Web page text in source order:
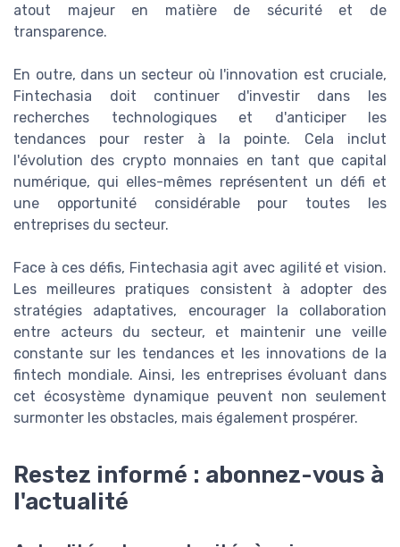
atout majeur en matière de sécurité et de
transparence.
En outre, dans un secteur où l'innovation est cruciale,
Fintechasia doit continuer d'investir dans les
recherches technologiques et d'anticiper les
tendances pour rester à la pointe. Cela inclut
l'évolution des crypto monnaies en tant que capital
numérique, qui elles-mêmes représentent un défi et
une opportunité considérable pour toutes les
entreprises du secteur.
Face à ces défis, Fintechasia agit avec agilité et vision.
Les meilleures pratiques consistent à adopter des
stratégies adaptatives, encourager la collaboration
entre acteurs du secteur, et maintenir une veille
constante sur les tendances et les innovations de la
fintech mondiale. Ainsi, les entreprises évoluant dans
cet écosystème dynamique peuvent non seulement
surmonter les obstacles, mais également prospérer.
Restez informé : abonnez-vous à
l'actualité